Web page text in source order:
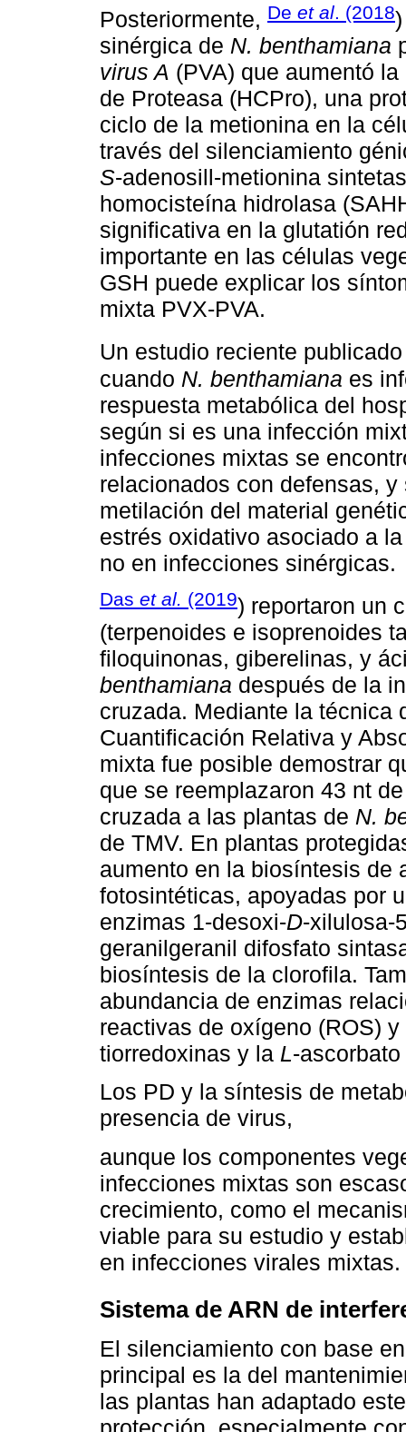
Posteriormente, De et al. (2018
sinérgica de N. benthamiana
virus A (PVA) que aumentó
de Proteasa (HCPro), una
ciclo de la metionina en la
través del silenciamiento
S-adenosill-metionina
homocisteína hidrolasa
significativa en la glutatión
importante en las células
GSH puede explicar los
mixta PVX-PVA.
Un estudio reciente
cuando N. benthamiana es
respuesta metabólica del
según si es una infección
infecciones mixtas se
relacionados con defensas,
metilación del material
estrés oxidativo asociado a
no en infecciones sinérgicas.
Das et al. (2019) reportaron un
(terpenoides e isoprenoides
filoquinonas, giberelinas, y
benthamiana después de la
cruzada. Mediante la técnica
Cuantificación Relativa y
mixta fue posible demostrar
que se reemplazaron 43 nt
cruzada a las plantas de N.
de TMV. En plantas
aumento en la biosíntesis de
fotosintéticas, apoyadas por
enzimas 1-desoxi-D-xilulosa-
geranilgeranil difosfato
biosíntesis de la clorofila.
abundancia de enzimas
reactivas de oxígeno (ROS)
tiorredoxinas y la L-
Los PD y la síntesis de
presencia de virus,
aunque los componentes
infecciones mixtas son
crecimiento, como el
viable para su estudio y
en infecciones virales mixtas.
Sistema de ARN de
El silenciamiento con base
principal es la del
las plantas han adaptado